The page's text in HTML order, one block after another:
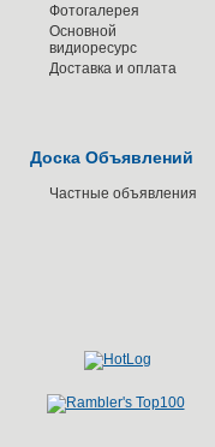
Фотогалерея
Основной
видиоресурс
Доставка и оплата
Доска Объявлений
Частные объявления